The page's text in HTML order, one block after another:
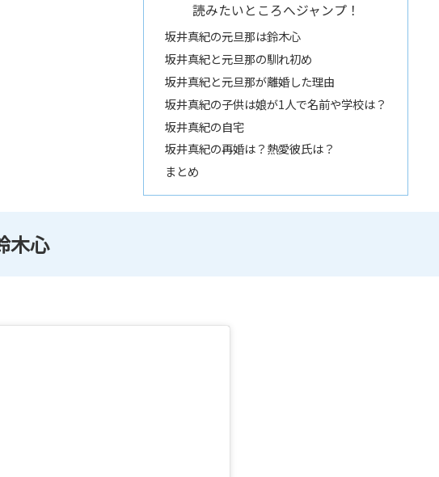
読みたいところへジャンプ！
坂井真紀の元旦那は鈴木心
坂井真紀と元旦那の馴れ初め
坂井真紀と元旦那が離婚した理由
坂井真紀の子供は娘が1人で名前や学校は？
坂井真紀の自宅
坂井真紀の再婚は？熱愛彼氏は？
まとめ
木心